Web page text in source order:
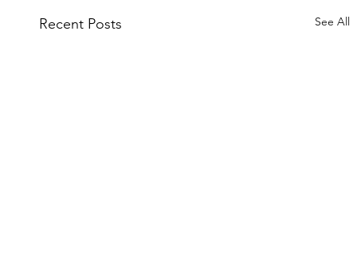
Recent Posts See All